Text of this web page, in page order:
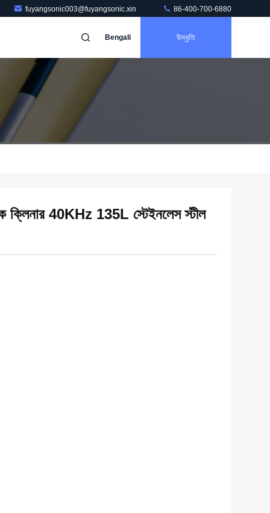
fuyangsonic003@fuyangsonic.xin 86-400-700-6880
Bengali উদ্ধৃতি
ক্লিনার 40KHz 135L স্টেইনলেস স্টীল